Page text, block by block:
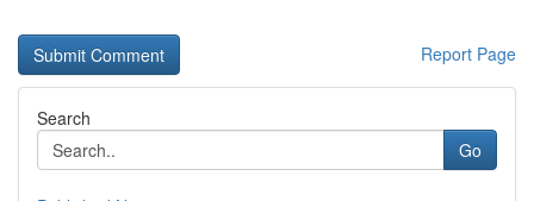
Report Page
Search
Go